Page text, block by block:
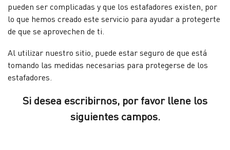
pueden ser complicadas y que los estafadores existen, por
lo que hemos creado este servicio para ayudar a protegerte
de que se aprovechen de ti.
Al utilizar nuestro sitio, puede estar seguro de que está
tomando las medidas necesarias para protegerse de los
estafadores.
Si desea escribirnos, por favor llene los
siguientes campos.